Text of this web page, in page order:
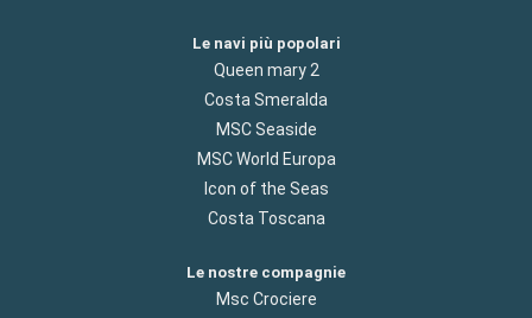
Le navi più popolari
Queen mary 2
Costa Smeralda
MSC Seaside
MSC World Europa
Icon of the Seas
Costa Toscana
Le nostre compagnie
Msc Crociere